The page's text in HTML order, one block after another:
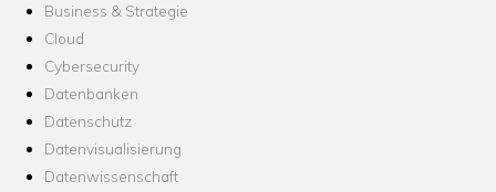
Business & Strategie
Cloud
Cybersecurity
Datenbanken
Datenschutz
Datenvisualisierung
Datenwissenschaft